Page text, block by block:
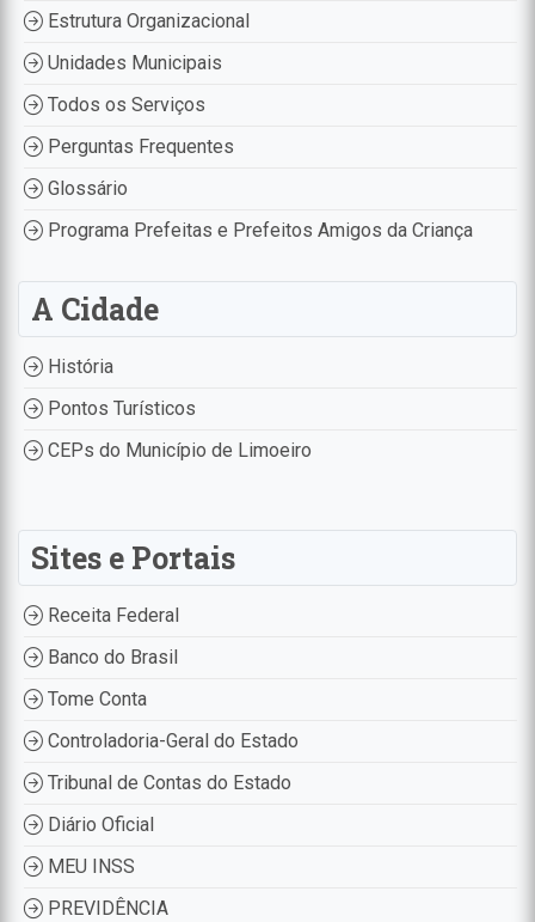
Estrutura Organizacional
Unidades Municipais
Todos os Serviços
Perguntas Frequentes
Glossário
Programa Prefeitas e Prefeitos Amigos da Criança
A Cidade
História
Pontos Turísticos
CEPs do Município de Limoeiro
Sites e Portais
Receita Federal
Banco do Brasil
Tome Conta
Controladoria-Geral do Estado
Tribunal de Contas do Estado
Diário Oficial
MEU INSS
PREVIDÊNCIA